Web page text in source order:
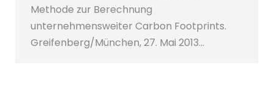
Methode zur Berechnung
unternehmensweiter Carbon Footprints.
Greifenberg/München, 27. Mai 2013…